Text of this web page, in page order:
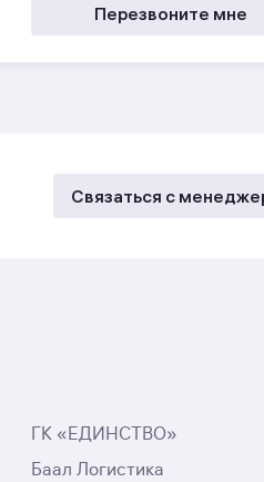
Перезвоните мне
Связаться с
ГК «ЕДИНСТВО»
Баал Логистика